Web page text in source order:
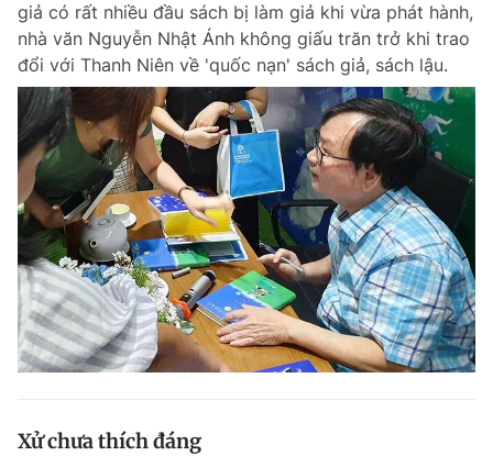
giả có rất nhiều đầu sách bị làm giả khi vừa phát hành,
nhà văn Nguyễn Nhật Ánh không giấu trăn trở khi trao
đổi với Thanh Niên về 'quốc nạn' sách giả, sách lậu.
Xử chưa thích đáng